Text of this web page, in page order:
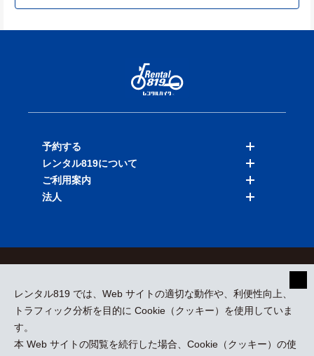
レンタル819 では、Web サイトの適切な動作や、利便性向上、
トラフィック分析を目的に Cookie（クッキー）を使用していま
す。
本 Web サイトの閲覧を続行した場合、Cookie（クッキー）の使
予約する
バイクを探す
店舗を探す
レンタル819について
料金表
ご利用案内
法人
採用情報
プレスリリース
kizuki Rental Service © All Rights Reserved.